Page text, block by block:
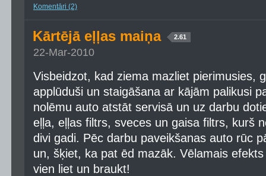
Komentāri (2)
Kārtējā eļļas maiņa 2.61
22-Mar-2010
Visbeidzot, kad ziema mazliet pierimusies,
applūduši un staigāšana ar kājām palikusi
nolēmu auto atstāt servisā un uz darbu
eļļa, eļļas filtrs, sveces un gaisa filtrs, kurš
divi gadi. Pēc darbu paveikšanas auto rūc
un, šķiet, ka pat ēd mazāk. Vēlamais
vien liet un braukt!